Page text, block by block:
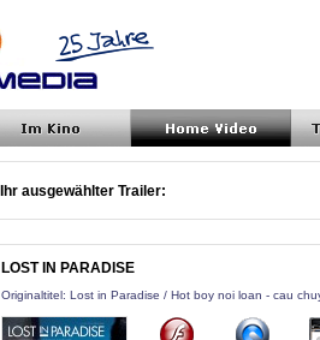
Ihr ausgewählter Trailer:
LOST IN PARADISE
Originaltitel: Lost in Paradise / Hot boy noi loan - cau